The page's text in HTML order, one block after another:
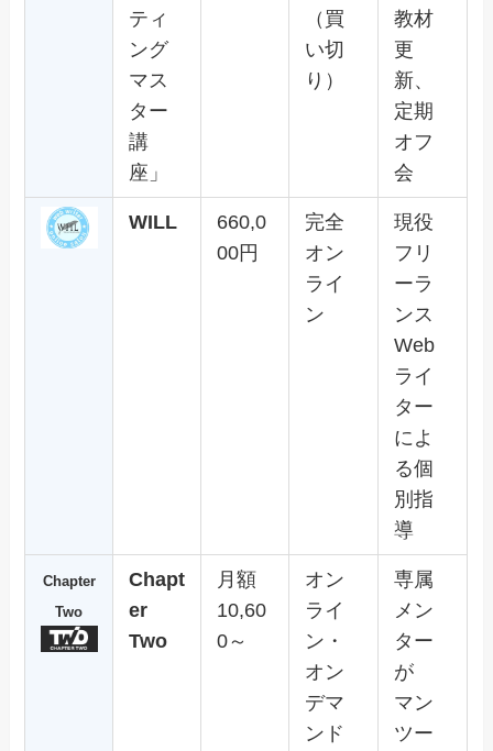
ティ
ング
マス
ター
講
座」
（買
い切
り）
教材
更
新、
定期
オフ
会
WILL
660,0
00円
完全
オン
ライ
ン
現役
フリ
ーラ
ンス
Web
ライ
ター
によ
る個
別指
導
Chapter
Two
Chapt
er
Two
月額
10,60
0～
オン
ライ
ン・
オン
デマ
ンド
専属
メン
ター
が
マン
ツー